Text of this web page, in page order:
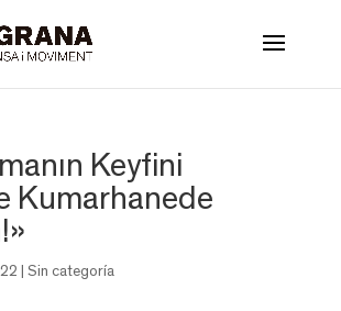
Keyfini
Kumarhanede
| Sin categoría